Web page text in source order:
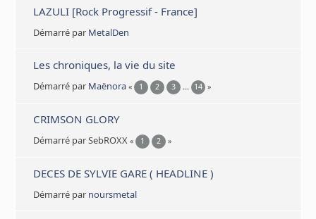
LAZULI [Rock Progressif - France]
Démarré par MetalDen
Les chroniques, la vie du site
Démarré par Maënora « 1 2 3 ... 14 »
CRIMSON GLORY
Démarré par SebROXX « 1 2 »
DECES DE SYLVIE GARE ( HEADLINE )
Démarré par noursmetal